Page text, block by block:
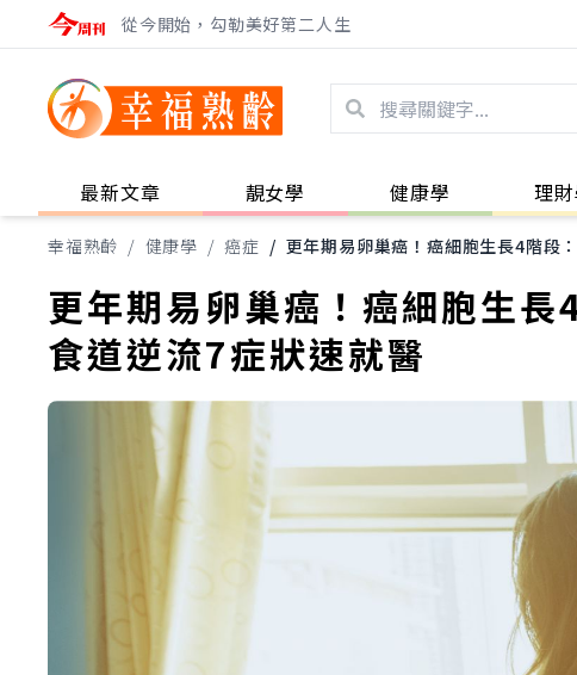
從今開始，勾勒美好第二人生
最新文章 靚女學 健康學 理
幸福熟齡 / 健康學 / 癌症 / 更年期易卵巢癌！癌細胞生長4階段
更年期易卵巢癌！癌細胞生
食道逆流7症狀速就醫